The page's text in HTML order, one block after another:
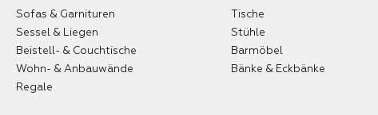
Sofas & Garnituren
Sessel & Liegen
Beistell- & Couchtische
Wohn- & Anbauwände
Regale
Tische
Stühle
Barmöbel
Bänke & Eckbänke